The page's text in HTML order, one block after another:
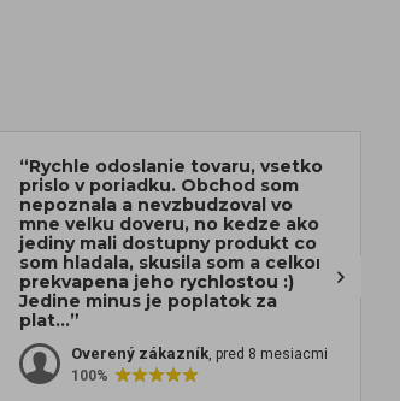
“Rychle odoslanie tovaru, vsetko
prislo v poriadku. Obchod som
nepoznala a nevzbudzoval vo
mne velku doveru, no kedze ako
jediny mali dostupny produkt co
som hladala, skusila som a celkom
prekvapena jeho rychlostou :)
Jedine minus je poplatok za
plat...”
Overený zákazník, pred 8 mesiacmi
100%